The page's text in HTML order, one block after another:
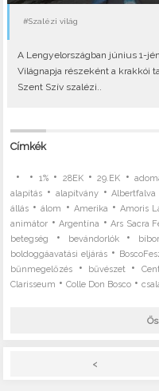
#Szalézi világ
A Lengyelországban június 1-
Világnapja részeként a krakkói
Szent Szív szalézi..
Címkék
• • 1%• 28EK•29.EK •
alapítás • alapítvány•Albertfalva
állás •álom • Amerika • Amoris
animátor •Argentína •Ars Sacra
betegség • bevándorlók•
boldoggáavatási eljárás •
bűnmegelőzés • bűvészet •
Clarisseum •Colle Don Bosco •
<